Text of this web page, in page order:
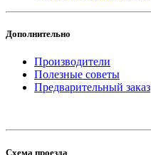
Дополнительно
Производители
Полезные советы
Предварительный заказ
Схема проезда